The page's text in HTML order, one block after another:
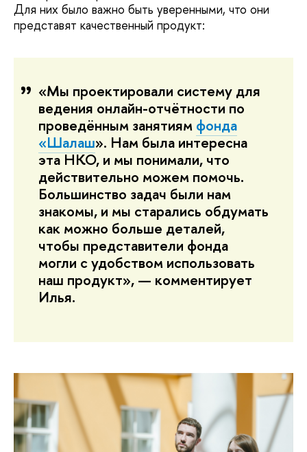
Для них было важно быть уверенными, что они
представят качественный продукт:
«Мы проектировали систему для
ведения онлайн-отчётности по
проведённым занятиям фонда
«Шалаш». Нам была интересна
эта НКО, и мы понимали, что
действительно можем помочь.
Большинство задач были нам
знакомы, и мы старались обдумать
как можно больше деталей,
чтобы представители фонда
могли с удобством использовать
наш продукт», — комментирует
Илья.